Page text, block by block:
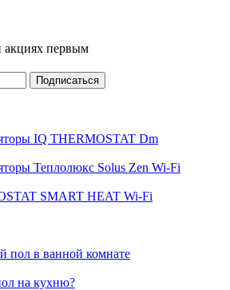
акциях первым
IQ THERMOSTAT Dm
Теплолюкс Solus Zen Wi-Fi
SMART HEAT Wi-Fi
пол в ванной комнате
на кухню?